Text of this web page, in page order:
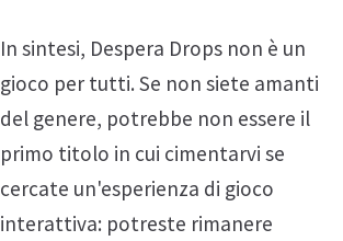
In sintesi, Despera Drops non è un
gioco per tutti. Se non siete amanti
del genere, potrebbe non essere il
primo titolo in cui cimentarvi se
cercate un'esperienza di gioco
interattiva: potreste rimanere